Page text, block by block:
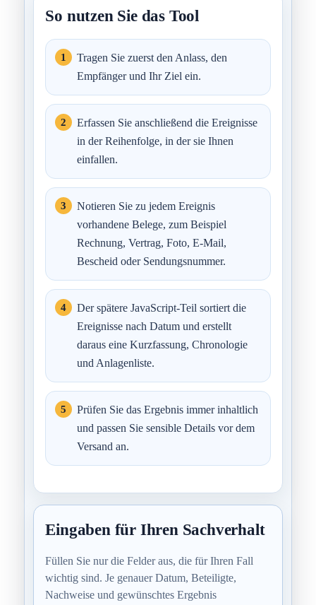
So nutzen Sie das Tool
Tragen Sie zuerst den Anlass, den
Empfänger und Ihr Ziel ein.
Erfassen Sie anschließend die Ereignisse
in der Reihenfolge, in der sie Ihnen
einfallen.
Notieren Sie zu jedem Ereignis
vorhandene Belege, zum Beispiel
Rechnung, Vertrag, Foto, E-Mail,
Bescheid oder Sendungsnummer.
Der spätere JavaScript-Teil sortiert die
Ereignisse nach Datum und erstellt
daraus eine Kurzfassung, Chronologie
und Anlagenliste.
Prüfen Sie das Ergebnis immer inhaltlich
und passen Sie sensible Details vor dem
Versand an.
Eingaben für Ihren Sachverhalt
Füllen Sie nur die Felder aus, die für Ihren Fall
wichtig sind. Je genauer Datum, Beteiligte,
Nachweise und gewünschtes Ergebnis